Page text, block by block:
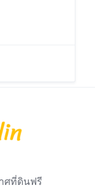
ศที่ดินฟรี